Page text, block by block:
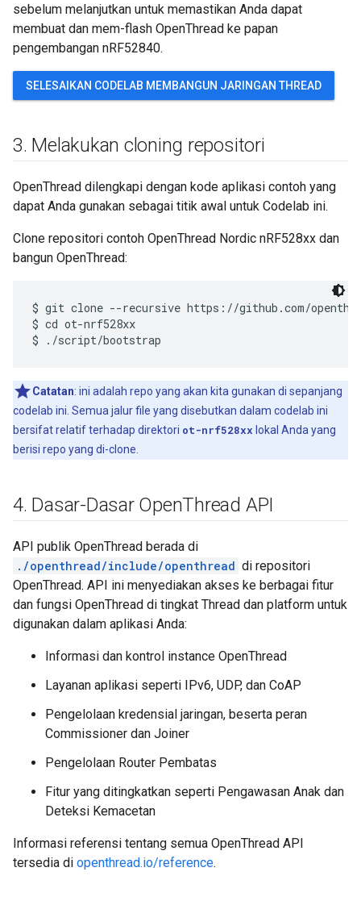
sebelum melanjutkan untuk memastikan Anda dapat
membuat dan mem-flash OpenThread ke papan
pengembangan nRF52840.
SELESAIKAN CODELAB MEMBANGUN JARINGAN THREAD
3. Melakukan cloning repositori
OpenThread dilengkapi dengan kode aplikasi contoh yang
dapat Anda gunakan sebagai titik awal untuk Codelab ini.
Clone repositori contoh OpenThread Nordic nRF528xx dan
bangun OpenThread:
$ git clone --recursive https://github.com/
$ cd ot-nrf528xx
Catatan: ini adalah repo yang akan kita gunakan di sepanjang
codelab ini. Semua jalur file yang disebutkan dalam codelab ini
bersifat relatif terhadap direktori ot-nrf528xx lokal Anda yang
berisi repo yang di-clone.
4. Dasar-Dasar OpenThread API
API publik OpenThread berada di
./openthread/include/openthread di repositori
OpenThread. API ini menyediakan akses ke berbagai fitur
dan fungsi OpenThread di tingkat Thread dan platform untuk
digunakan dalam aplikasi Anda:
Informasi dan kontrol instance OpenThread
Layanan aplikasi seperti IPv6, UDP, dan CoAP
Pengelolaan kredensial jaringan, beserta peran
Commissioner dan Joiner
Pengelolaan Router Pembatas
Fitur yang ditingkatkan seperti Pengawasan Anak dan
Deteksi Kemacetan
Informasi referensi tentang semua OpenThread API
tersedia di openthread.io/reference.